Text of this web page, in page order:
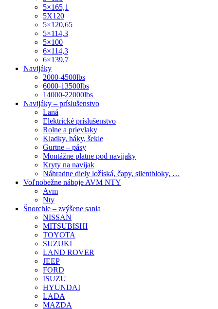
5×165,1
5X120
5×120,65
5×114,3
5×100
6×114,3
6×139,7
Navijáky
2000-4500lbs
6000-13500lbs
14000-22000lbs
Navijáky – príslušenstvo
Laná
Elektrické príslušenstvo
Rolne a prievlaky
Kladky, háky, šekle
Gurtne – pásy
Montážne platne pod navijaky
Kryty na navijak
Náhradne diely ložíská, čapy, silentbloky, …
Voľnobežne náboje AVM NTY
Avm
Nty
Šnorchle – zvýšene sania
NISSAN
MITSUBISHI
TOYOTA
SUZUKI
LAND ROVER
JEEP
FORD
ISUZU
HYUNDAI
LADA
MAZDA